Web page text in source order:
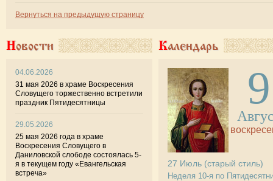
Вернуться на предыдущую страницу
Новости
04.06.2026
31 мая 2026 в храме Воскресения
Словущего торжественно встретили
праздник Пятидесятницы
29.05.2026
25 мая 2026 года в храме
Воскресения Словущего в
Даниловской слободе состоялась 5-
я в текущем году «Евангельская
встреча»
Календарь
9
27 Июль (старый стиль)
Неделя 10-я по